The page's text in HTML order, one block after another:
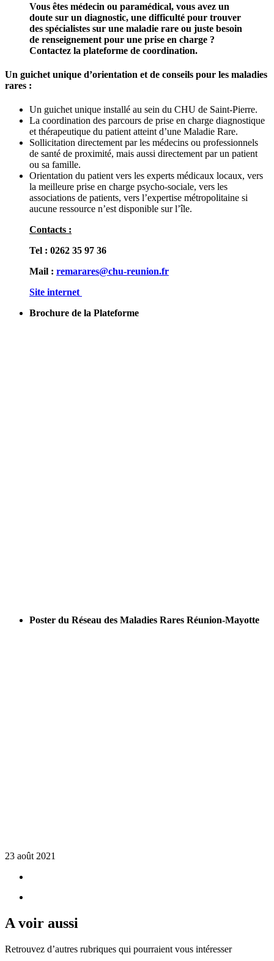
Vous êtes médecin ou paramédical, vous avez un
doute sur un diagnostic, une difficulté pour trouver
des spécialistes sur une maladie rare ou juste besoin
de renseignement pour une prise en charge ?
Contactez la plateforme de coordination.
Un guichet unique d’orientation et de conseils pour les maladies
rares :
Un guichet unique installé au sein du CHU de Saint-Pierre.
La coordination des parcours de prise en charge diagnostique
et thérapeutique du patient atteint d’une Maladie Rare.
Sollicitation directement par les médecins ou professionnels
de santé de proximité, mais aussi directement par un patient
ou sa famille.
Orientation du patient vers les experts médicaux locaux, vers
la meilleure prise en charge psycho-sociale, vers les
associations de patients, vers l’expertise métropolitaine si
aucune ressource n’est disponible sur l’île.
Contacts :
Tel : 0262 35 97 36
Mail : remarares@chu-reunion.fr
Site internet
Brochure de la Plateforme
Poster du Réseau des Maladies Rares Réunion-Mayotte
23 août 2021
A voir aussi
Retrouvez d’autres rubriques qui pourraient vous intéresser